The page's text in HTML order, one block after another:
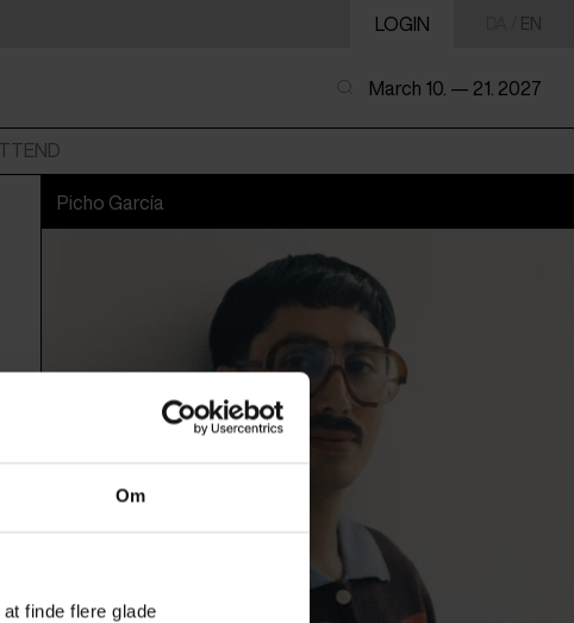
Om
finde flere glade
LOGIN EN
March 10. — 21. 2027
Picho García